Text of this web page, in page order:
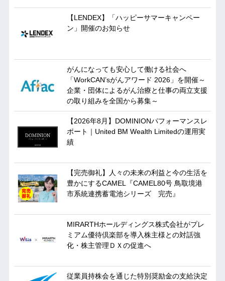
【LENDEX】「ハッピーサマーキャンペー
ン」開催のお知らせ
がんになっても安心して働ける社会へ
「WorkCAN’sがんアワード 2026」を開催～
企業・団体によるがん治療と仕事の両立支援
の取り組みを全国から募集～
【2026年8月】DOMINIONパフォーマンスレ
ポート｜United BM Wealth Limitedの運用実
績
【完売御礼】人々の未来の利益と今の生活を
豊かにするCAMEL『CAMEL80号 鳥取境港
市系統連携蓄電池シリーズ 完売』
MIRARTHホールディングス株式会社がプレ
ミアム優待倶楽部を導入株主様との対話強
化・株主管理ＤＸの促進へ
従業員持株会を通じた特別奨励金の支給決定